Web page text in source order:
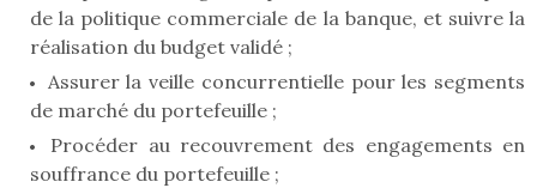
de la politique commerciale de la banque, et suivre la
réalisation du budget validé ;
Assurer la veille concurrentielle pour les segments
de marché du portefeuille ;
Procéder au recouvrement des engagements en
souffrance du portefeuille ;